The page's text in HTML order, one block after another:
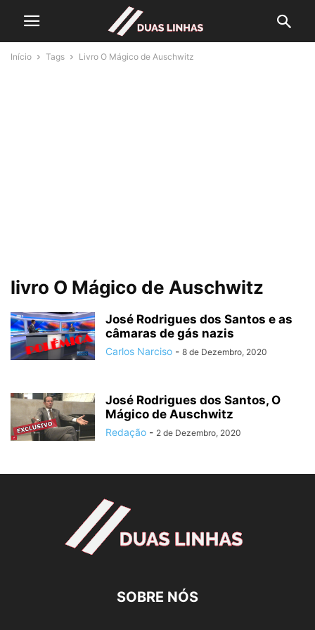
Início Tags Livro O Mágico de Auschwitz
livro O Mágico de Auschwitz
José Rodrigues dos Santos e as
câmaras de gás nazis
Carlos Narciso - 8 de Dezembro, 2020
José Rodrigues dos Santos, O
Mágico de Auschwitz
Redação - 2 de Dezembro, 2020
SOBRE NÓS